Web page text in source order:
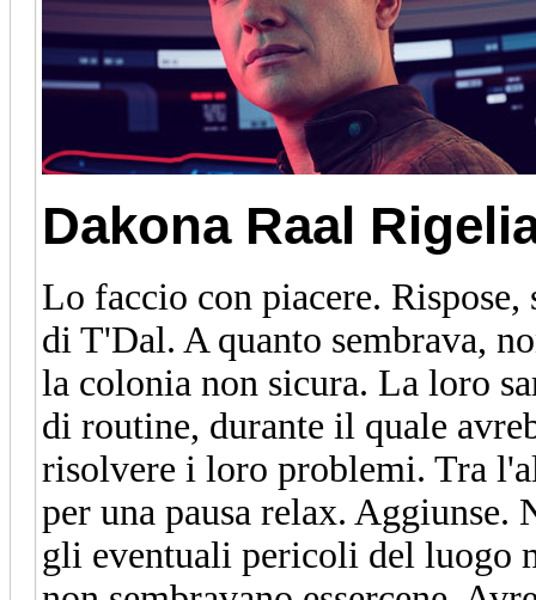
Dakona Raal
Lo faccio con piacere.
di T'Dal. A quanto sembrava,
la colonia non sicura. La loro
di routine, durante il quale
risolvere i loro problemi. Tra
per una pausa relax. Aggiunse.
gli eventuali pericoli del luogo